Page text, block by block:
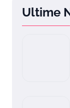
Ultime